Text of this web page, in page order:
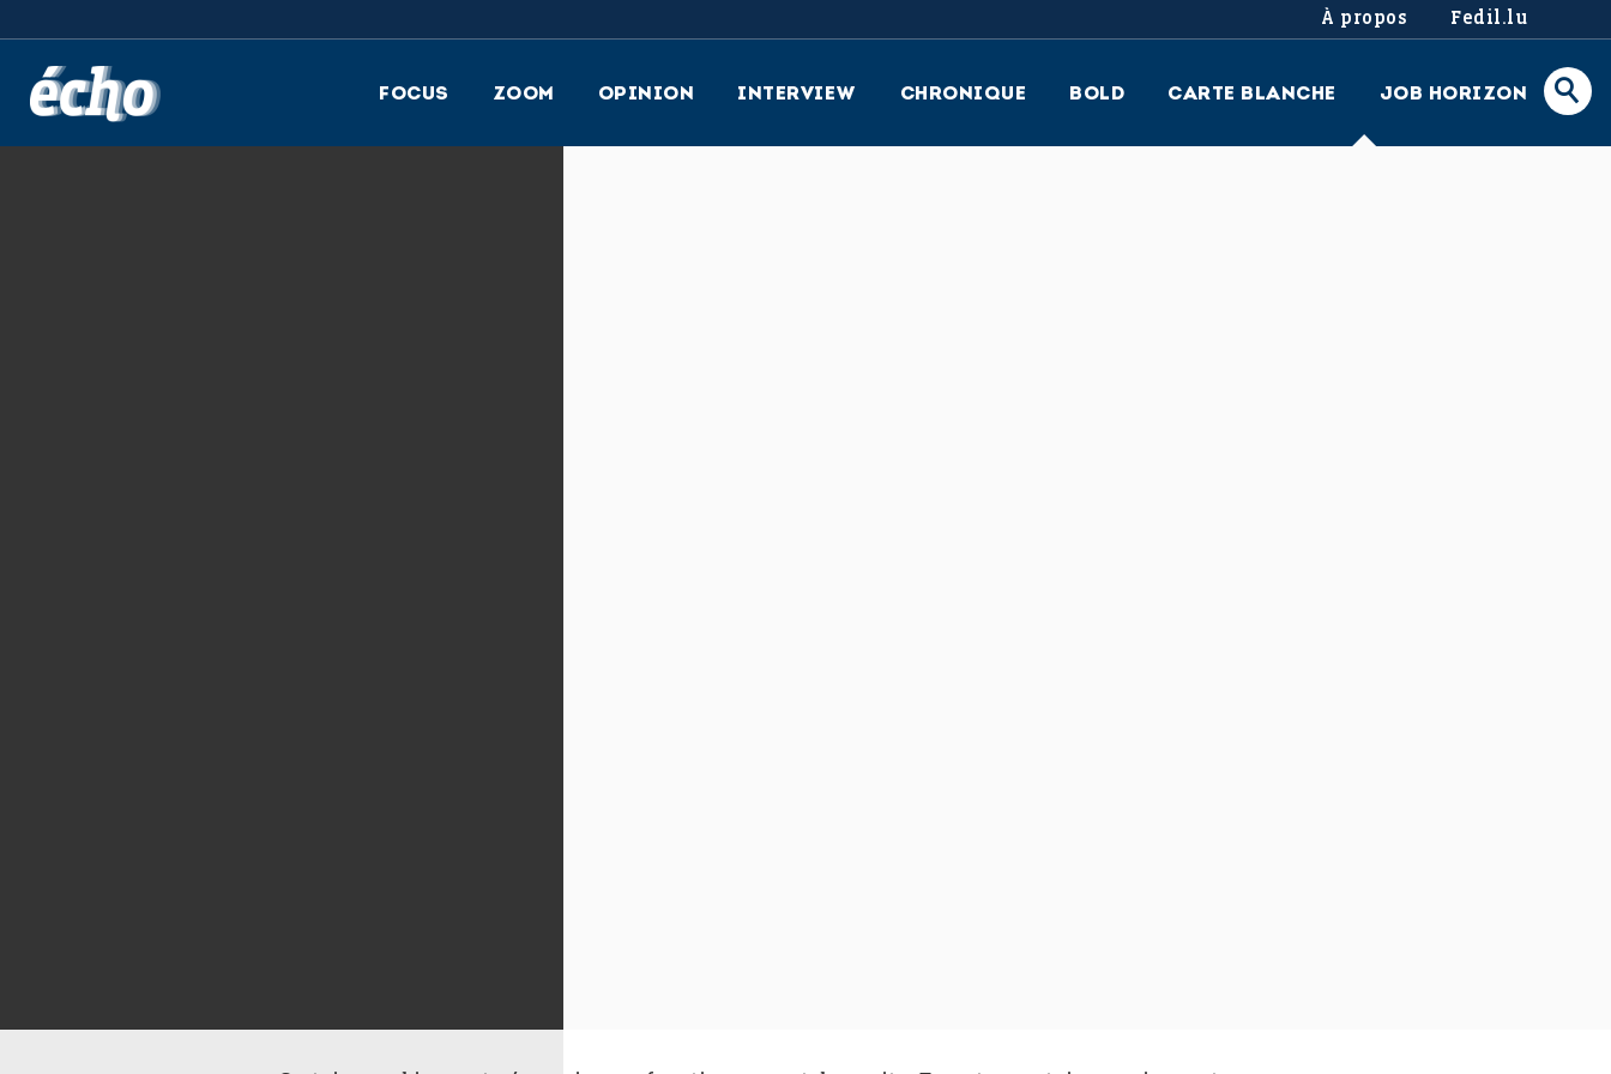
À propos Fedil.lu
FOCUS ZOOM OPINION INTERVIEW CHRONIQUE BOLD CARTE BLANCHE JOB HORIZON